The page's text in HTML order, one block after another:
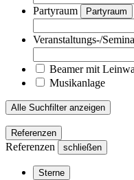
Partyraum Partyraum
Veranstaltungs-/
Beamer mit
Musikanlage
Alle Suchfilter anzeigen
Referenzen
Referenzen schließen
Sterne